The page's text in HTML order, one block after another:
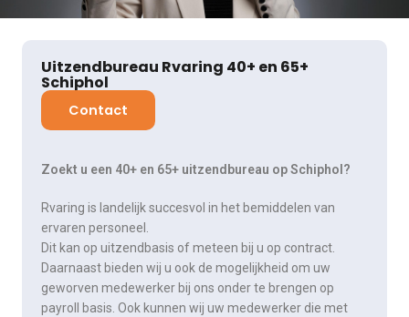
Uitzendbureau Rvaring 40+ en 65+
Schiphol
Contact
Zoekt u een 40+ en 65+ uitzendbureau op Schiphol?
Rvaring is landelijk succesvol in het bemiddelen van ​
ervaren personeel.
Dit kan op uitzendbasis of meteen bij u op contract.
Daarnaast bieden wij u ook de mogelijkheid om uw
geworven medewerker bij ons onder te brengen op
payroll basis. Ook kunnen wij uw medewerker die met